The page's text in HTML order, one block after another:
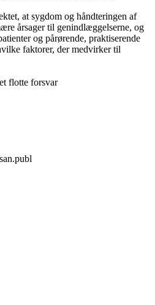
at sygdom og håndteringen af
årsager til genindlæggelserne, og
og pårørende, praktiserende
faktorer, der medvirker til
flotte forsvar